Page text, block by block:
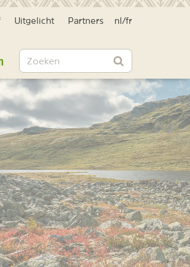
Uitgelicht Partners nl /fr
Zoeken
Zoeken